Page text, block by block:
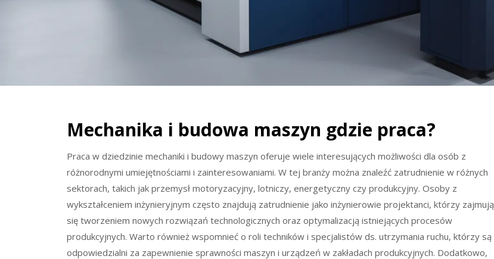
Mechanika i budowa maszyn gdzie praca?
Praca w dziedzinie mechaniki i budowy maszyn oferuje wiele interesujących możliwości dla osób z
różnorodnymi umiejętnościami i zainteresowaniami. W tej branży można znaleźć zatrudnienie w różnych
sektorach, takich jak przemysł motoryzacyjny, lotniczy, energetyczny czy produkcyjny. Osoby z
wykształceniem inżynieryjnym często znajdują zatrudnienie jako inżynierowie projektanci, którzy zajmują
się tworzeniem nowych rozwiązań technologicznych oraz optymalizacją istniejących procesów
produkcyjnych. Warto również wspomnieć o roli techników i specjalistów ds. utrzymania ruchu, którzy są
odpowiedzialni za zapewnienie sprawności maszyn i urządzeń w zakładach produkcyjnych. Dodatkowo,